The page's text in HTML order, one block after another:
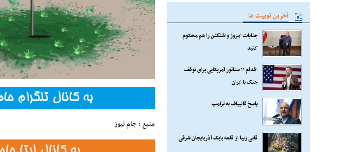
آخرین توییت ها
جنایات امروز واشنگتن را هم محکوم
کنید
اقدام ۱۱ سناتور آمریکایی برای توقف
جنگ با ایران
پاسخ قالیباف به ترامپ
قابی زیبا از قلعه بابک آذربایجان شرقی
منبع : جام نیوز